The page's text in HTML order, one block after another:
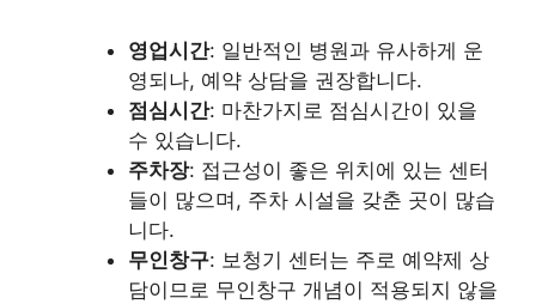
영업시간: 일반적인 병원과 유사하게 운
영되나, 예약 상담을 권장합니다.
점심시간: 마찬가지로 점심시간이 있을
수 있습니다.
주차장: 접근성이 좋은 위치에 있는 센터
들이 많으며, 주차 시설을 갖춘 곳이 많습
니다.
무인창구: 보청기 센터는 주로 예약제 상
담이므로 무인창구 개념이 적용되지 않을